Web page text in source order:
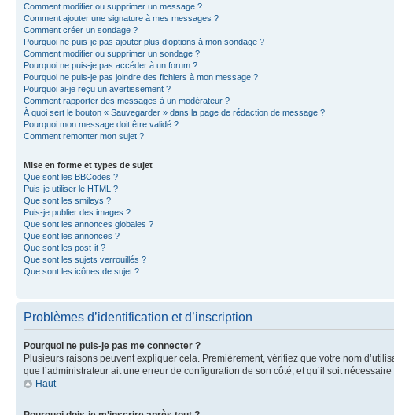
Comment modifier ou supprimer un message ?
Comment ajouter une signature à mes messages ?
Comment créer un sondage ?
Pourquoi ne puis-je pas ajouter plus d’options à mon sondage ?
Comment modifier ou supprimer un sondage ?
Pourquoi ne puis-je pas accéder à un forum ?
Pourquoi ne puis-je pas joindre des fichiers à mon message ?
Pourquoi ai-je reçu un avertissement ?
Comment rapporter des messages à un modérateur ?
À quoi sert le bouton « Sauvegarder » dans la page de rédaction de message ?
Pourquoi mon message doit être validé ?
Comment remonter mon sujet ?
Mise en forme et types de sujet
Que sont les BBCodes ?
Puis-je utiliser le HTML ?
Que sont les smileys ?
Puis-je publier des images ?
Que sont les annonces globales ?
Que sont les annonces ?
Que sont les post-it ?
Que sont les sujets verrouillés ?
Que sont les icônes de sujet ?
Problèmes d’identification et d’inscription
Pourquoi ne puis-je pas me connecter ?
Plusieurs raisons peuvent expliquer cela. Premièrement, vérifiez que votre nom
que l’administrateur ait une erreur de configuration de son côté, et qu’il soit
Haut